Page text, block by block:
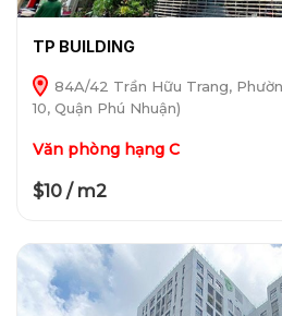
TP BUILDING
84A/42 Trần Hữu Trang,
10, Quận Phú Nhuận)
Văn phòng hạng C
$10 / m2